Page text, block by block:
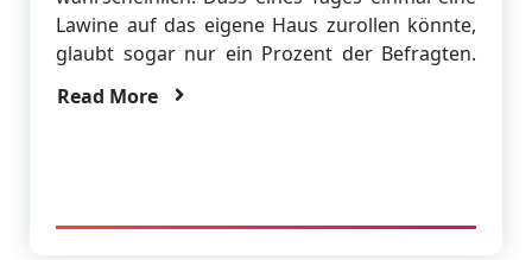
Lawine auf das eigene Haus zurollen könnte,
glaubt sogar nur ein Prozent der Befragten.
Read More